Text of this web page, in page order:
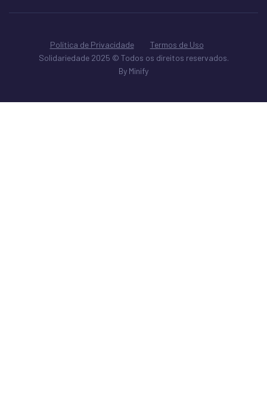
Política de Privacidade
Termos de Uso
Solidariedade 2025 © Todos os direitos reservados.
By Minify